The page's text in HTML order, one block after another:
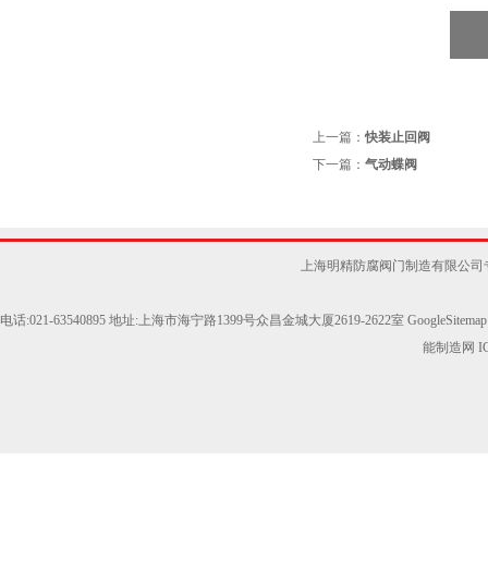
上一篇：快装止回阀
下一篇： 气动蝶阀
上海明精防腐阀门制造有限公
电话:021-63540895 地址:上海市海宁路1399号众昌金城大厦2619-2622室 GoogleSitemap
能制造网